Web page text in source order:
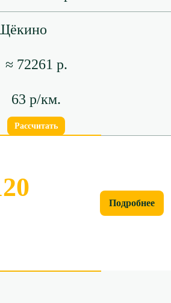
≈ 72261 р.
63 р/км.
Рассчитать
Подробнее